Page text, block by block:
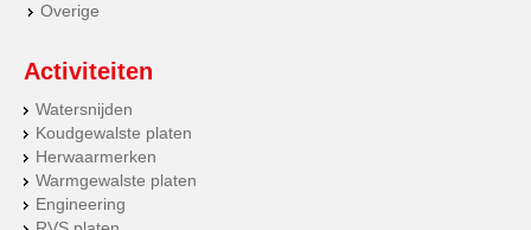
Overige
Activiteiten
Watersnijden
Koudgewalste platen
Herwaarmerken
Warmgewalste platen
Engineering